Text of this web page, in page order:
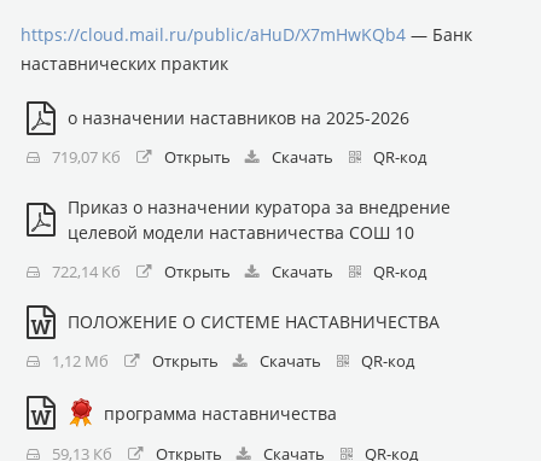
https://cloud.mail.ru/public/aHuD/X7mHwKQb4 — Банк
наставнических практик
о назначении наставников на 2025-2026
719,07 Кб Открыть Скачать QR-код
Приказ о назначении куратора за внедрение
целевой модели наставничества СОШ 10
722,14 Кб Открыть Скачать QR-код
ПОЛОЖЕНИЕ О СИСТЕМЕ НАСТАВНИЧЕСТВА
1,12 Мб Открыть Скачать QR-код
программа наставничества
59,13 Кб Открыть Скачать QR-код